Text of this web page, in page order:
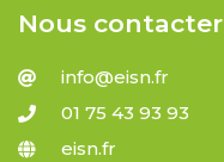
Nous contacter
info@eisn.fr
01 75 43 93 93
eisn.fr